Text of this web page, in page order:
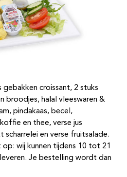
croissant, 2 stuks
broodjes, halal vleeswaren &
pindakaas, becel,
en thee, verse jus
scharrelei en verse fruitsalade.
op: wij kunnen tijdens 10 tot 21
Je bestelling wordt dan